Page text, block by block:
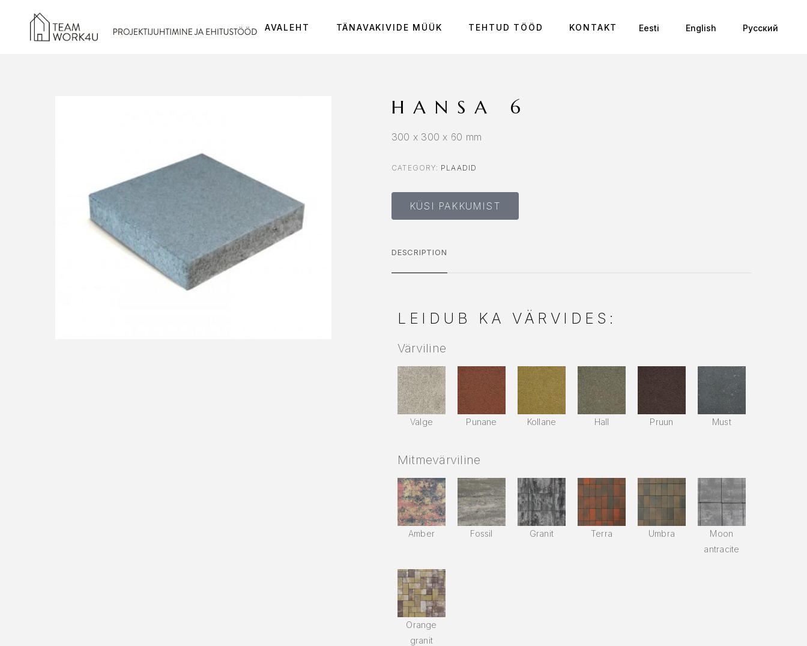
AVALEHT TÄNAVAKIVIDE MÜÜK TEHTUD TÖÖD KONTAKT Eesti English Русский
HANSA 6
300 x 300 x 60 mm
CATEGORY: PLAADID
KÜSI PAKKUMIST
DESCRIPTION
LEIDUB KA VÄRVIDES:
Värviline
Valge Punane Kollane Hall Pruun Must
Mitmevärviline
Amber Fossil Granit Terra Umbra
Moon
antracite
Orange
granit